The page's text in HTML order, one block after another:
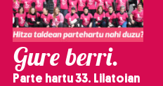
Gure berri.
Parte hartu 33. Lilatoian